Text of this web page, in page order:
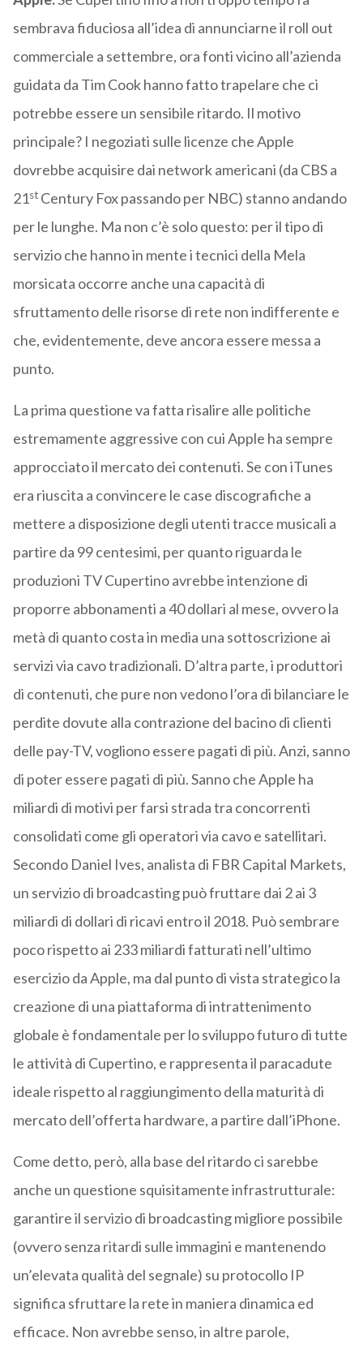
sembrava fiduciosa all’idea di annunciarne il roll out
commerciale a settembre, ora fonti vicino all’azienda
guidata da Tim Cook hanno fatto trapelare che ci
potrebbe essere un sensibile ritardo. Il motivo
principale? I negoziati sulle licenze che Apple
dovrebbe acquisire dai network americani (da CBS a
21stCentury Fox passando per NBC) stanno andando
per le lunghe. Ma non c’è solo questo: per il tipo di
servizio che hanno in mente i tecnici della Mela
morsicata occorre anche una capacità di
sfruttamento delle risorse di rete non indifferente e
che, evidentemente, deve ancora essere messa a
punto.
La prima questione va fatta risalire alle politiche
estremamente aggressive con cui Apple ha sempre
approcciato il mercato dei contenuti. Se con iTunes
era riuscita a convincere le case discografiche a
mettere a disposizione degli utenti tracce musicali a
partire da 99 centesimi, per quanto riguarda le
produzioni TV Cupertino avrebbe intenzione di
proporre abbonamenti a 40 dollari al mese, ovvero la
metà di quanto costa in media una sottoscrizione ai
servizi via cavo tradizionali. D’altra parte, i produttori
di contenuti, che pure non vedono l’ora di bilanciare le
perdite dovute alla contrazione del bacino di clienti
delle pay-TV, vogliono essere pagati di più. Anzi, sanno
di poter essere pagati di più. Sanno che Apple ha
miliardi di motivi per farsi strada tra concorrenti
consolidati come gli operatori via cavo e satellitari.
Secondo Daniel Ives, analista di FBR Capital Markets,
un servizio di broadcasting può fruttare dai 2 ai 3
miliardi di dollari di ricavi entro il 2018. Può sembrare
poco rispetto ai 233 miliardi fatturati nell’ultimo
esercizio da Apple, ma dal punto di vista strategico la
creazione di una piattaforma di intrattenimento
globale è fondamentale per lo sviluppo futuro di tutte
le attività di Cupertino, e rappresenta il paracadute
ideale rispetto al raggiungimento della maturità di
mercato dell’offerta hardware, a partire dall’iPhone.
Come detto, però, alla base del ritardo ci sarebbe
anche un questione squisitamente infrastrutturale:
garantire il servizio di broadcasting migliore possibile
(ovvero senza ritardi sulle immagini e mantenendo
un’elevata qualità del segnale) su protocollo IP
significa sfruttare la rete in maniera dinamica ed
efficace. Non avrebbe senso, in altre parole,